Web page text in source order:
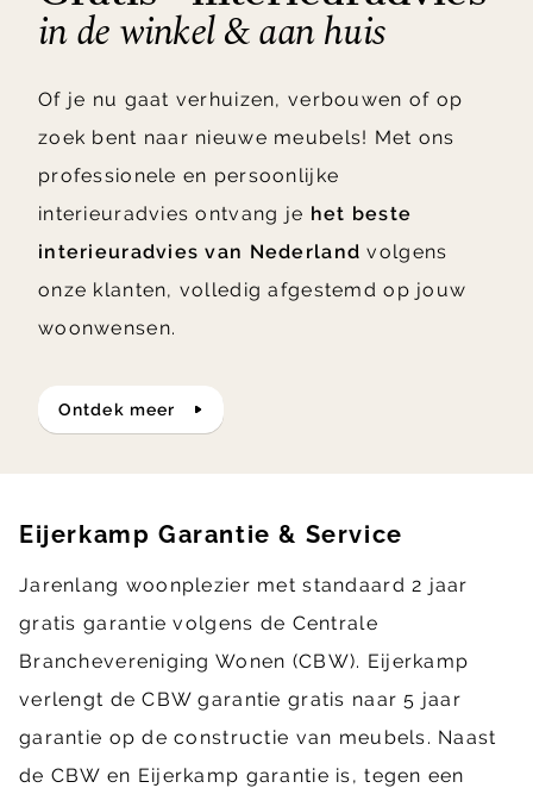
in de winkel & aan huis
Of je nu gaat verhuizen, verbouwen of op
zoek bent naar nieuwe meubels! Met ons
professionele en persoonlijke
interieuradvies ontvang je het beste
interieuradvies van Nederland volgens
onze klanten, volledig afgestemd op jouw
woonwensen.
ontdek meer
Eijerkamp Garantie & Service
Jarenlang woonplezier met standaard 2 jaar
gratis garantie volgens de Centrale
Branchevereniging Wonen (CBW). Eijerkamp
verlengt de CBW garantie gratis naar 5 jaar
garantie op de constructie van meubels. Naast
de CBW en Eijerkamp garantie is, tegen een